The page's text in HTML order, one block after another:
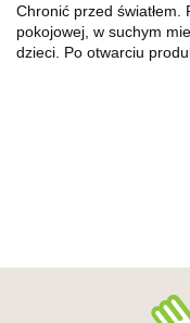
Chronić przed
pokojowej, w suchym
dzieci. Po otwarciu